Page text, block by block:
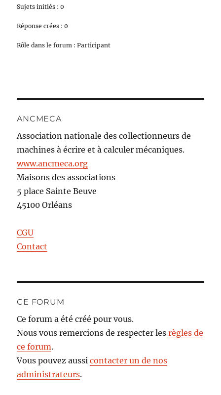
Sujets initiés : 0
Réponse crées : 0
Rôle dans le forum : Participant
ANCMECA
Association nationale des collectionneurs de
machines à écrire et à calculer mécaniques.
www.ancmeca.org
Maisons des associations
5 place Sainte Beuve
45100 Orléans
CGU
Contact
CE FORUM
Ce forum a été créé pour vous.
Nous vous remercions de respecter lesrègles de
ce forum.
Vous pouvez aussicontacter un de nos
administrateurs.